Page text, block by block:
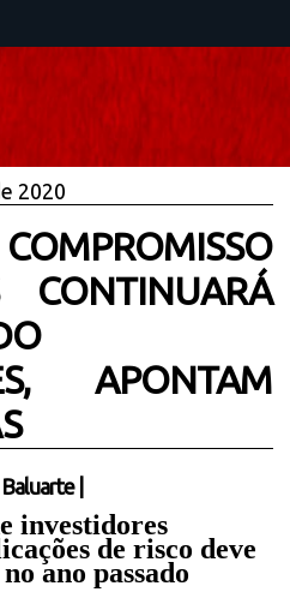
2020
CONTINUARÁ
APONTAM
investidores
de risco deve
ano passado